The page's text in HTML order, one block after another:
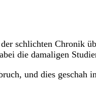
schlichten Chronik
die damaligen
und dies